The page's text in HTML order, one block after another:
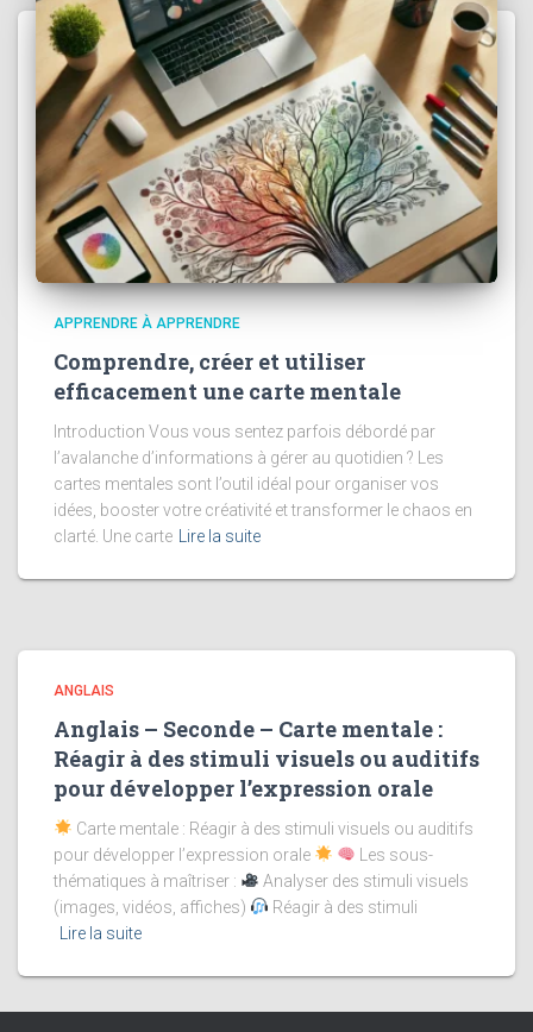
APPRENDRE À APPRENDRE
Comprendre, créer et utiliser
efficacement une carte mentale
Introduction Vous vous sentez parfois débordé par
l’avalanche d’informations à gérer au quotidien ? Les
cartes mentales sont l’outil idéal pour organiser vos
idées, booster votre créativité et transformer le chaos en
clarté. Une carte
Lire la suite
ANGLAIS
Anglais – Seconde – Carte mentale :
Réagir à des stimuli visuels ou auditifs
pour développer l’expression orale
Carte mentale : Réagir à des stimuli visuels ou auditifs
pour développer l’expression orale
Les sous-
thématiques à maîtriser :
Analyser des stimuli visuels
(images, vidéos, affiches)
Réagir à des stimuli
Lire la suite